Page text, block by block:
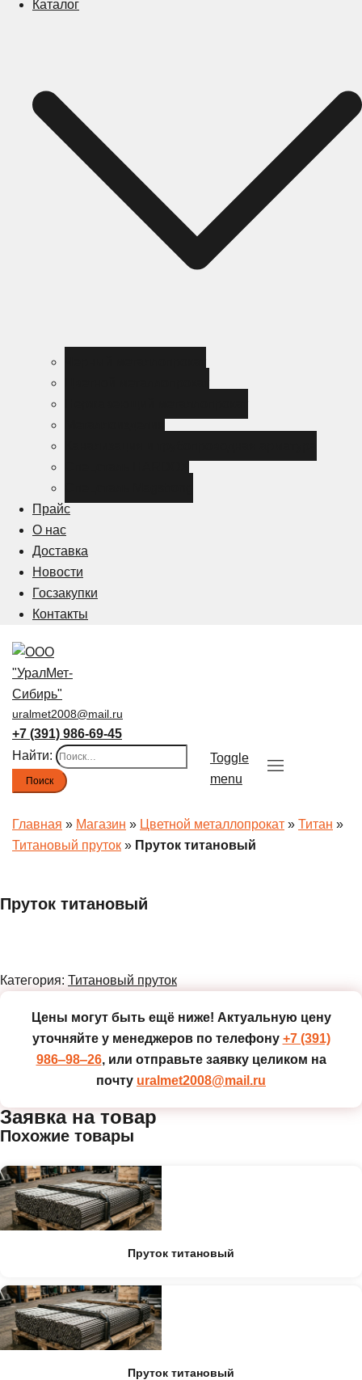
Каталог
Прайс
О нас
Доставка
Новости
Госзакупки
Контакты
uralmet2008@mail.ru
+7 (391) 986-69-45
Найти:
Toggle
menu
Главная » Магазин » Цветной металлопрокат » Титан »
Титановый пруток » Пруток титановый
Пруток титановый
Категория: Титановый пруток
Цены могут быть ещё ниже! Актуальную цену
уточняйте у менеджеров по телефону +7 (391)
986‒98‒26, или отправьте заявку целиком на
почту uralmet2008@mail.ru
Заявка на товар
Похожие товары
Пруток титановый
Пруток титановый